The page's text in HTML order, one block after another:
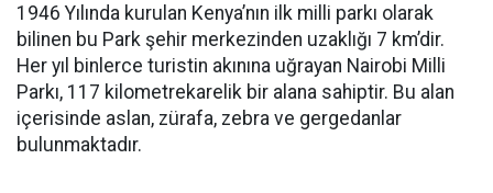
1946 Yılında kurulan Kenya’nın ilk milli parkı olarak
bilinen bu Park şehir merkezinden uzaklığı 7 km’dir.
Her yıl binlerce turistin akınına uğrayan Nairobi Milli
Parkı, 117 kilometrekarelik bir alana sahiptir. Bu alan
içerisinde aslan, zürafa, zebra ve gergedanlar
bulunmaktadır.